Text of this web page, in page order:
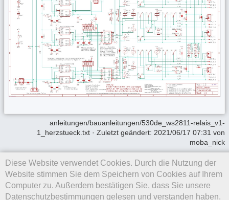
Diese Website verwendet Cookies. Durch die Nutzung der
Website stimmen Sie dem Speichern von Cookies auf Ihrem
Computer zu. Außerdem bestätigen Sie, dass Sie unsere
Datenschutzbestimmungen gelesen und verstanden haben.
anleitungen/bauanleitungen/530de_ws2811-relais_v1-
1_herzstueck.txt · Zuletzt geändert: 2021/06/17 07:31 von
moba_nick
Falls nicht anders bezeichnet, ist der Inhalt dieses Wikis unter der
folgenden Lizenz veröffentlicht:
CC Attribution-Share Alike 4.0
International